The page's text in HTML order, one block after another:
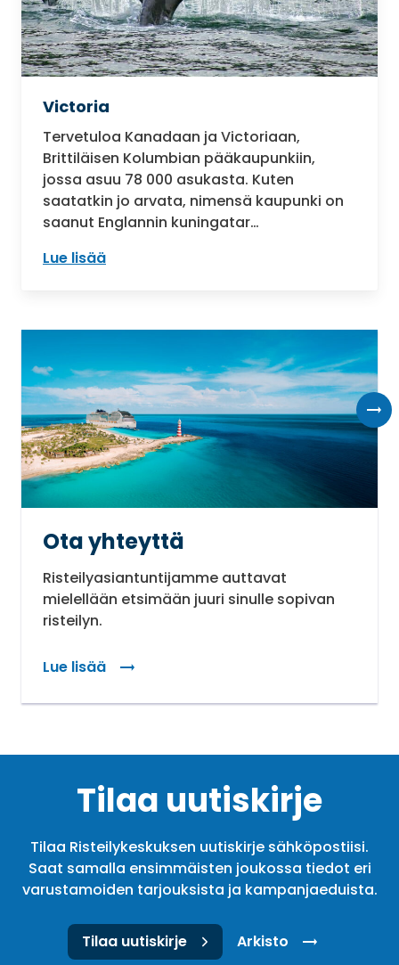
Victoria
Tervetuloa Kanadaan ja Victoriaan,
Brittiläisen Kolumbian pääkaupunkiin,
jossa asuu 78 000 asukasta. Kuten
saatatkin jo arvata, nimensä kaupunki on
saanut Englannin kuningatar…
Lue lisää
Ota yhteyttä
Risteilyasiantuntijamme auttavat
mielellään etsimään juuri sinulle sopivan
risteilyn.
Lue lisää
Tilaa uutiskirje
Tilaa Risteilykeskuksen uutiskirje sähköpostiisi.
Saat samalla ensimmäisten joukossa tiedot eri
varustamoiden tarjouksista ja kampanjaeduista.
Tilaa uutiskirje Arkisto